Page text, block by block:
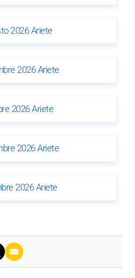
2026 Ariete
2026 Ariete
2026 Ariete
2026 Ariete
2026 Ariete